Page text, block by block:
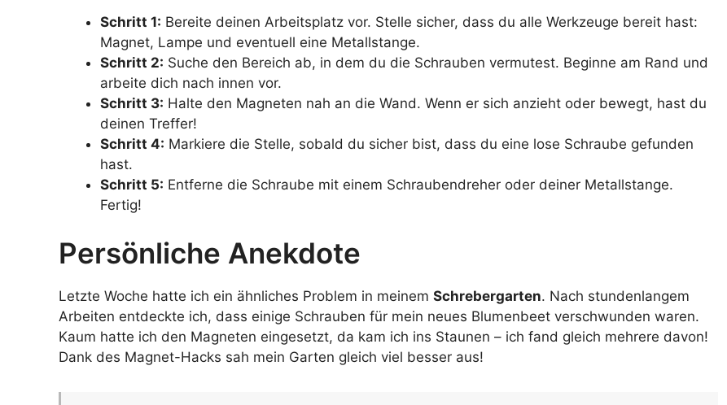
Schritt 1: Bereite deinen Arbeitsplatz vor. Stelle sicher, dass du alle Werkzeuge bereit hast:
Magnet, Lampe und eventuell eine Metallstange.
Schritt 2: Suche den Bereich ab, in dem du die Schrauben vermutest. Beginne am Rand und
arbeite dich nach innen vor.
Schritt 3: Halte den Magneten nah an die Wand. Wenn er sich anzieht oder bewegt, hast du
deinen Treffer!
Schritt 4: Markiere die Stelle, sobald du sicher bist, dass du eine lose Schraube gefunden
hast.
Schritt 5: Entferne die Schraube mit einem Schraubendreher oder deiner Metallstange.
Fertig!
Persönliche Anekdote
Letzte Woche hatte ich ein ähnliches Problem in meinem Schrebergarten. Nach stundenlangem
Arbeiten entdeckte ich, dass einige Schrauben für mein neues Blumenbeet verschwunden waren.
Kaum hatte ich den Magneten eingesetzt, da kam ich ins Staunen – ich fand gleich mehrere davon!
Dank des Magnet-Hacks sah mein Garten gleich viel besser aus!